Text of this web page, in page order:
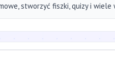
stworzyć fiszki, quizy i wiele